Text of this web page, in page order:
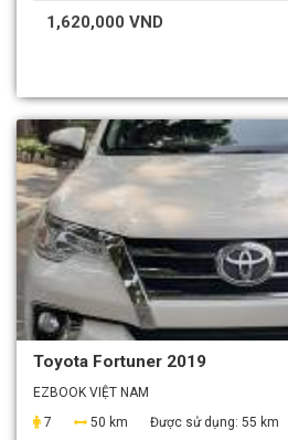
1,620,000 VND
Toyota Fortuner 2019
EZBOOK VIỆT NAM
7
50 km Được sử dụng: 55 km